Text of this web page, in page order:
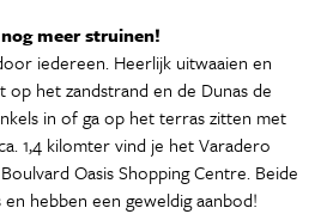
meer struinen!
iedereen. Heerlijk uitwaaien en
op het zandstrand en de Dunas de
in of ga op het terras zitten met
1,4 kilomter vind je het Varadero
Oasis Shopping Centre. Beide
hebben een geweldig aanbod!